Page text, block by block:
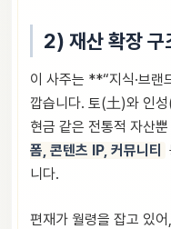
2) 재산 확장 구
이 사주는 **“지식·브랜
깝습니다. 토(土)와 인성
현금 같은 전통적 자산
폼, 콘텐츠 IP, 커뮤니티
니다.
편재가 월령을 잡고 있어,